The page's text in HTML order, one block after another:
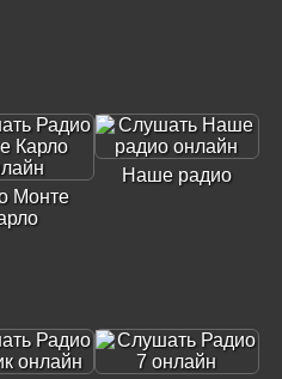
Монте
Наше радио